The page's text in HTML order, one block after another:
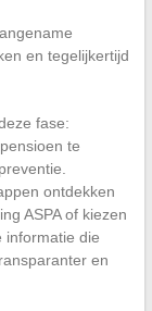
en tegelijkertijd
fase:
te
ontdekken
ASPA of kiezen
informatie die
en